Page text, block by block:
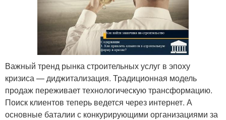
Важный тренд рынка строительных услуг в эпоху
кризиса — диджитализация. Традиционная модель
продаж переживает технологическую трансформацию.
Поиск клиентов теперь ведется через интернет. А
основные баталии с конкурирующими организациями за